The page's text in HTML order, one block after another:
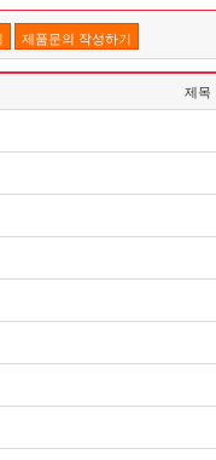
제품문의 작성하기
제목